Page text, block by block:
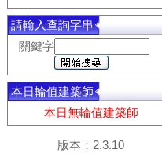
請輸入查詢字串
關鍵字
本日輪值建築師
本日無輪值建築師
版本：2.3.10